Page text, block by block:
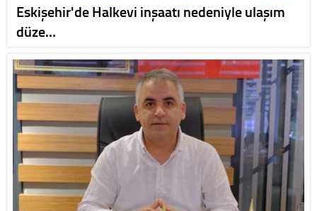
Eskişehir'de Halkevi inşaatı nedeniyle ulaşım
düze…